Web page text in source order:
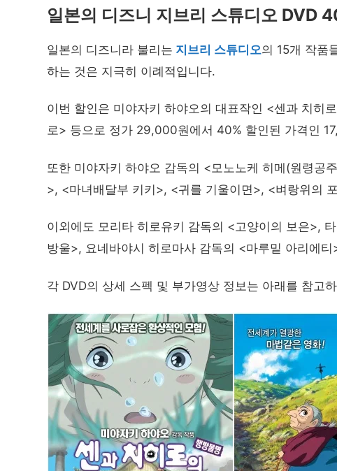
일본의 디즈니 지브리 스튜디오 DVD
일본의 디즈니라 불리는 지브리 스튜디오의 15개 작품
하는 것은 지극히 이례적입니다.
이번 할인은 미야자키 하야오의 대표작인 <센과 치히
로> 등으로 정가 29,000원에서 40% 할인된 가격인
또한 미야자키 하야오 감독의 <모노노케 히메(원령
>, <마녀배달부 키키>, <귀를 기울이면>, <벼랑위의
이외에도 모리타 히로유키 감독의 <고양이의 보은>,
방울>, 요네바야시 히로마사 감독의 <마루밑 아리에
각 DVD의 상세 스펙 및 부가영상 정보는 아래를 참고